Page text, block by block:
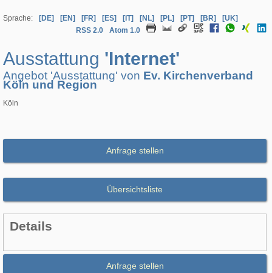
Sprache: [DE] [EN] [FR] [ES] [IT] [NL] [PL] [PT] [BR]
[UK]
RSS 2.0
Atom 1.0
Ausstattung 'Internet'
Angebot 'Ausstattung' von Ev. Kirchenverband
Köln und Region
Köln
Anfrage stellen
Übersichtsliste
Details
Anfrage stellen